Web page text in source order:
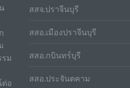
ม
ต่อ
สสจ.ปราจีนบุรี
สสอ.เมืองปราจีนบุรี
สสอ.กบินทร์บุรี
สสอ.ประจันตคาม